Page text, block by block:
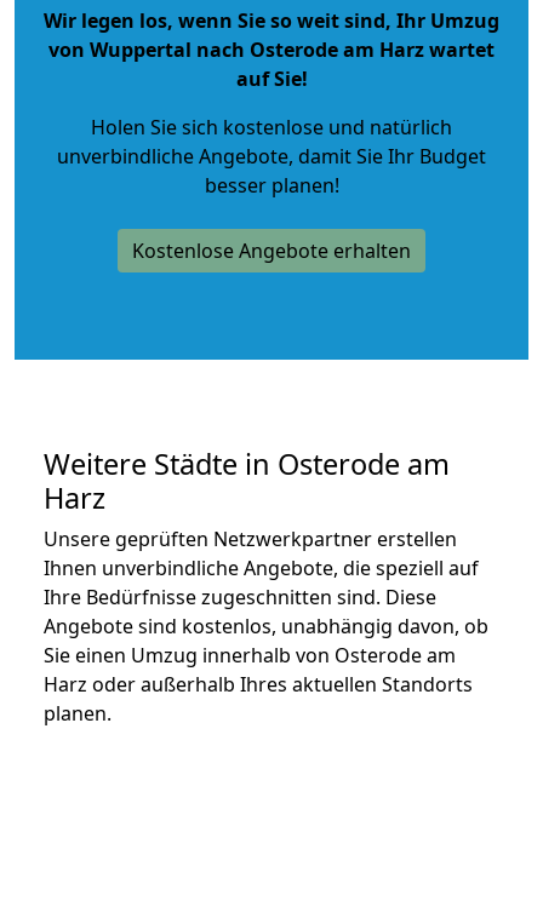
Wir legen los, wenn Sie so weit sind, Ihr Umzug
von Wuppertal nach Osterode am Harz wartet
auf Sie!
Holen Sie sich kostenlose und natürlich
unverbindliche Angebote, damit Sie Ihr Budget
besser planen!
Kostenlose Angebote erhalten
Weitere Städte in Osterode am
Harz
Unsere geprüften Netzwerkpartner erstellen
Ihnen unverbindliche Angebote, die speziell auf
Ihre Bedürfnisse zugeschnitten sind. Diese
Angebote sind kostenlos, unabhängig davon, ob
Sie einen Umzug innerhalb von Osterode am
Harz oder außerhalb Ihres aktuellen Standorts
planen.